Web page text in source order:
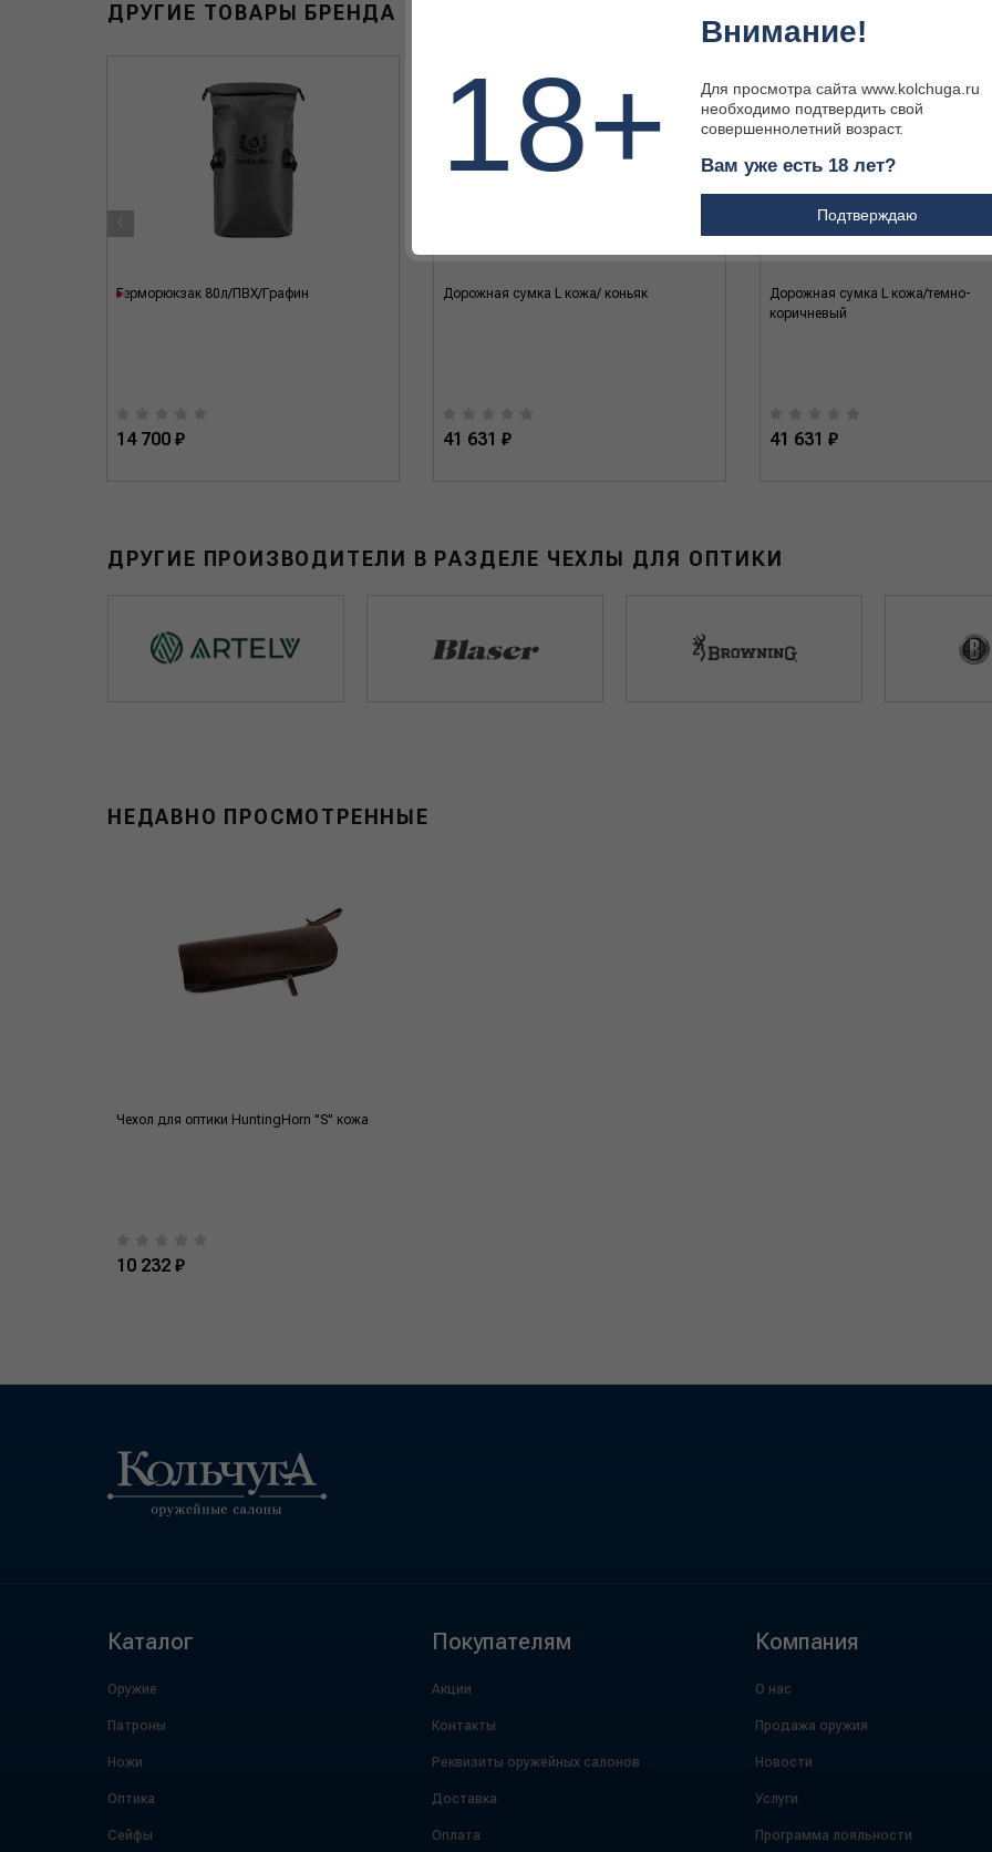
ДРУГИЕ ТОВАРЫ БРЕНДА
Герморюкзак 80л/ПВХ/Графин
14 700 ₽
Дорожная сумка L кожа/ коньяк
41 631 ₽
Дорожная сумка L кожа/темно-
коричневый
41 631 ₽
‹
ДРУГИЕ ПРОИЗВОДИТЕЛИ В РАЗДЕЛЕ ЧЕХЛЫ ДЛЯ ОПТИКИ
НЕДАВНО ПРОСМОТРЕННЫЕ
Чехол для оптики HuntingHorn "S" кожа
10 232 ₽
Каталог
Оружие
Патроны
Ножи
Оптика
Сейфы
Покупателям
Акции
Контакты
Реквизиты оружейных салонов
Доставка
Оплата
Компания
О нас
Продажа оружия
Новости
Услуги
Программа лояльности
18+
Внимание!
Для просмотра сайта www.kolchuga.ru
необходимо подтвердить свой
совершеннолетний возраст.
Вам уже есть 18 лет?
Подтверждаю